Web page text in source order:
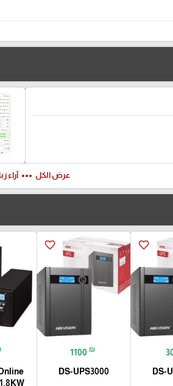
عرض الكل more_horiz آراء
favorite_border
DS-
favorite_border
1100 ₪
DS-UPS3000